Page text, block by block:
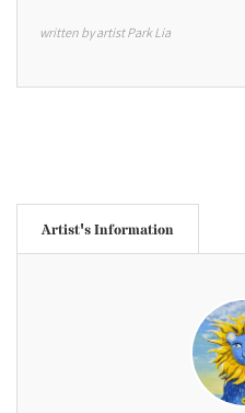
written by artist Park Lia
Artist's Information